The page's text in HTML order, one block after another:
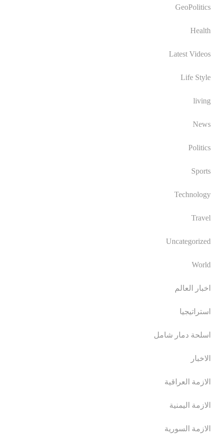
GeoPolitics
Health
Latest Videos
Life Style
living
News
Politics
Sports
Technology
Travel
Uncategorized
World
اخبار العالم
استراتيجيا
اسلحة دمار شامل
الاخبار
الازمة العراقية
الازمة اليمنية
الازمة السورية